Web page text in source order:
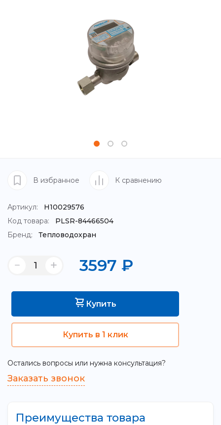
В избранное К сравнению
Артикул:
Н10029576
Код товара:
PLSR-84466504
Бренд:
Тепловодохран
3597 ₽
Купить
Купить в 1 клик
Остались вопросы или нужна консультация?
Заказать звонок
Преимущества товара